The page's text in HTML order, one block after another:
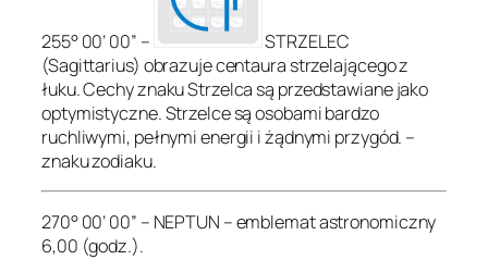
255° 00’ 00” –
STRZELEC
(Sagittarius) obrazuje centaura strzelającego z
łuku. Cechy znaku Strzelca są przedstawiane jako
optymistyczne. Strzelce są osobami bardzo
ruchliwymi, pełnymi energii i żądnymi przygód. –
znaku zodiaku.
270° 00’ 00” – NEPTUN – emblemat astronomiczny
6,00 (godz.).